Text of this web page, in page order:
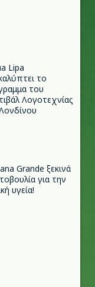
Lipa
το
του
Λογοτεχνίας
Grande ξεκινά
για την
υγεία!